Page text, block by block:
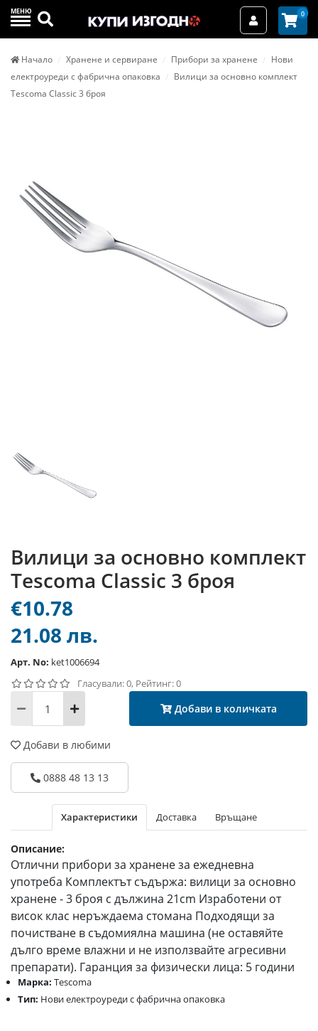
МЕНЮ Търси Вход / 0
Начало Хранене и сервиране Прибори за хранене
Нови
електроуреди с фабрична опаковка
Вилици за основно комплект
Tescoma Classic 3 броя
Вилици за основно комплект
Tescoma Classic 3 броя
€10.78
21.08 лв.
Арт. No: ket1006694
Гласували: 0, Рейтинг: 0
Добави в количката
Добави в любими
0888 48 13 13
Характеристики Доставка Връщане
Описание:
Отлични прибори за хранене за ежедневна
употреба Комплектът съдържа: вилици за основно
хранене - 3 броя с дължина 21cm Изработени от
висок клас неръждаема стомана Подходящи за
почистване в съдомиялна машина (не оставяйте
дълго време влажни и не използвайте агресивни
препарати). Гаранция за физически лица: 5 години
Марка: Tescoma
Тип: Нови електроуреди с фабрична опаковка